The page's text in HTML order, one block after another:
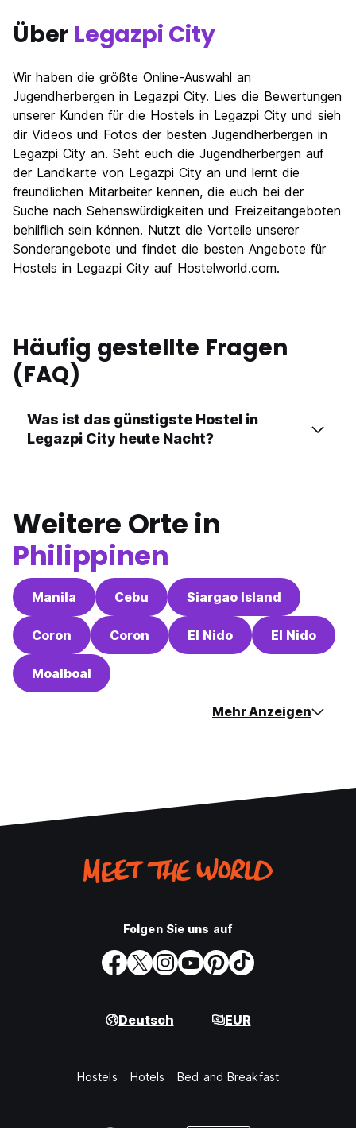
Über Legazpi City
Wir haben die größte Online-Auswahl an
Jugendherbergen in Legazpi City. Lies die Bewertungen
unserer Kunden für die Hostels in Legazpi City und sieh
dir Videos und Fotos der besten Jugendherbergen in
Legazpi City an. Seht euch die Jugendherbergen auf
der Landkarte von Legazpi City an und lernt die
freundlichen Mitarbeiter kennen, die euch bei der
Suche nach Sehenswürdigkeiten und Freizeitangeboten
behilflich sein können. Nutzt die Vorteile unserer
Sonderangebote und findet die besten Angebote für
Hostels in Legazpi City auf Hostelworld.com.
Häufig gestellte Fragen
(FAQ)
Was ist das günstigste Hostel in
Legazpi City heute Nacht?
Weitere Orte in
Philippinen
Manila Cebu Siargao Island
Coron Coron El Nido El Nido
Moalboal
Mehr Anzeigen
Folgen Sie uns auf
Deutsch EUR
Hostels Hotels Bed and Breakfast